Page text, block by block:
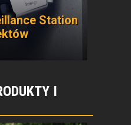
Station
I